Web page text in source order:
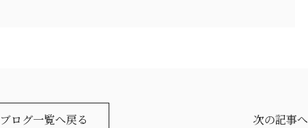
ブログ一覧へ戻る 次の記事へ